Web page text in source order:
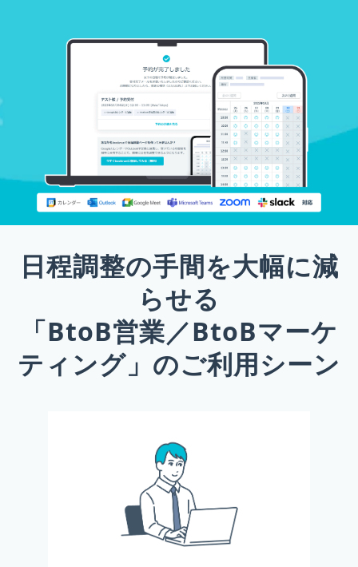
日程調整の手間を大幅に減
らせる
「BtoB営業／BtoBマーケ
ティング」のご利用シーン